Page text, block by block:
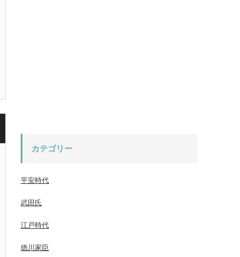
カテゴリー
平安時代
武田氏
江戸時代
徳川家臣